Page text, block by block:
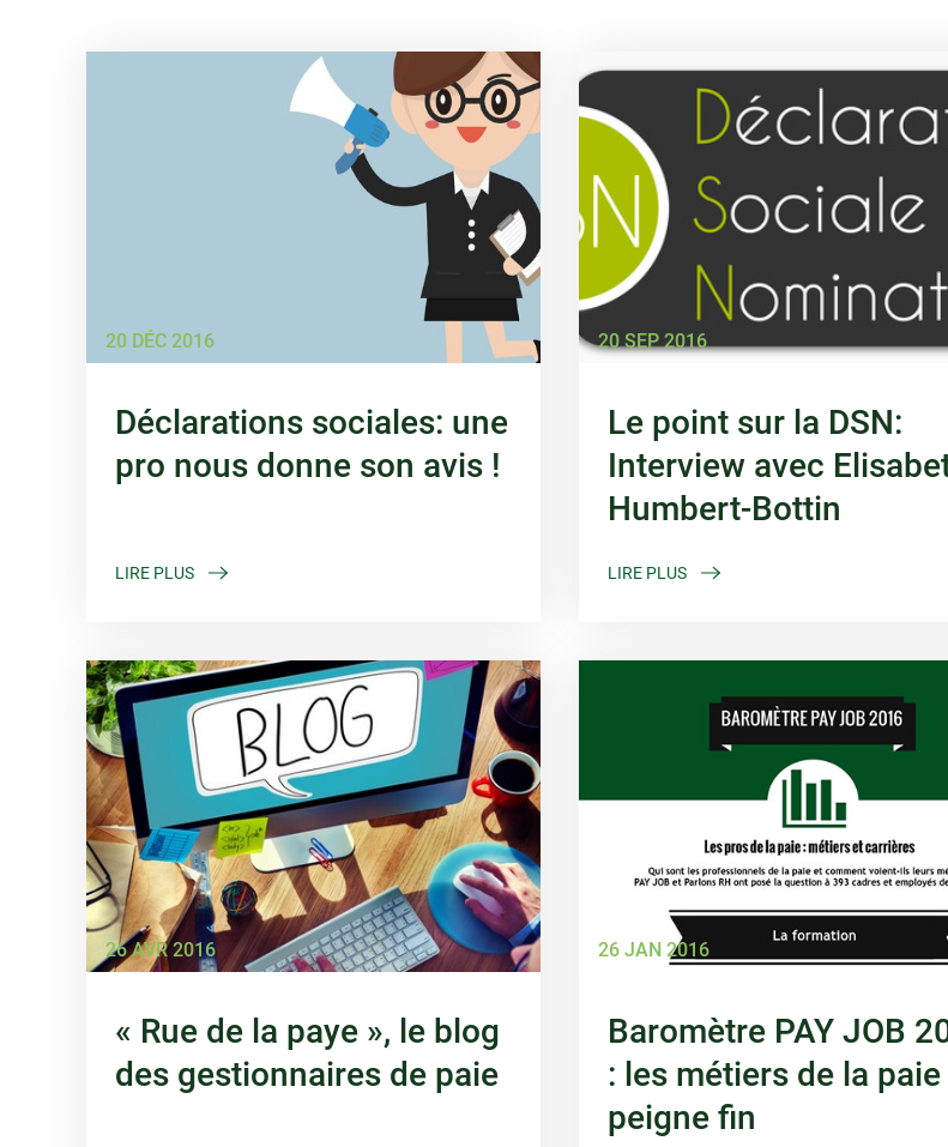
20 DÉC 2016
Déclarations sociales: une
pro nous donne son avis !
LIRE PLUS
20 SEP 2016
Le point sur la DSN:
Interview avec
Humbert-Bottin
LIRE PLUS
26 AVR 2016
« Rue de la paye », le blog
des gestionnaires de paie
26 JAN 2016
Baromètre PAY JOB
: les métiers de la paie
peigne fin